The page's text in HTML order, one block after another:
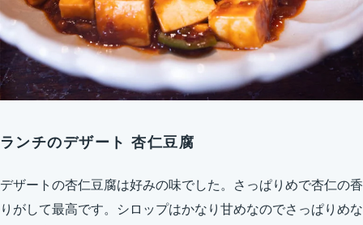
ランチのデザート 杏仁豆腐
デザートの杏仁豆腐は好みの味でした。さっぱりめで杏仁の香
りがして最高です。シロップはかなり甘めなのでさっぱりめな